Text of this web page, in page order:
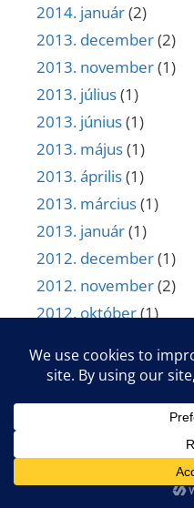
2014. január(2)
2013. december(2)
2013. november(1)
2013. július(1)
2013. június(1)
2013. május(1)
2013. április(1)
2013. március(1)
2013. január(1)
2012. december(1)
2012. november(2)
2012. október(1)
2012. augusztus(1)